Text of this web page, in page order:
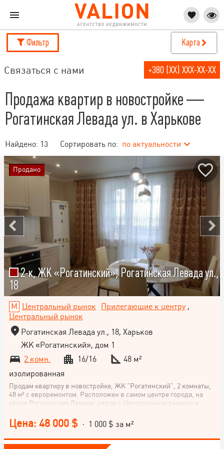
Фильтр Карта
Связаться с нами +380 (XX) XXX-XX-XX
Продажа квартир в новостройке —
Рогатинская Левада ул. в Харькове
Найдено: 13 Сортировать по: по актуальности
2-к, ЖК «Рогатинский», Рогатинская Левада ул.,
18
Центральный рынок Прилегающие к центру,
Центральный рынок
Рогатинская Левада ул., 18, Харьков
ЖК «Рогатинский», дом 1
2 комн.
16/16
48 м²
изолированная
Продам квартиру в новостройке, ЖК "Рогатинский", 2 комнаты,
48 м² с евроремонтом. Расположен в самом центре города, на
улице Рогатинская Левада, рядом с Центральным рынком и
видом на центральную часть города. Этаж 16/16, кухня-студия 15
м². Квартира эконом-класса идеально подходит для жизни в
центре города. Не упускайте возможности стать владельцем
этой замечательной квартиры! Ждем вашего звонка.
Цена: 48 000 $ · 1 000 $ за м²
Продано